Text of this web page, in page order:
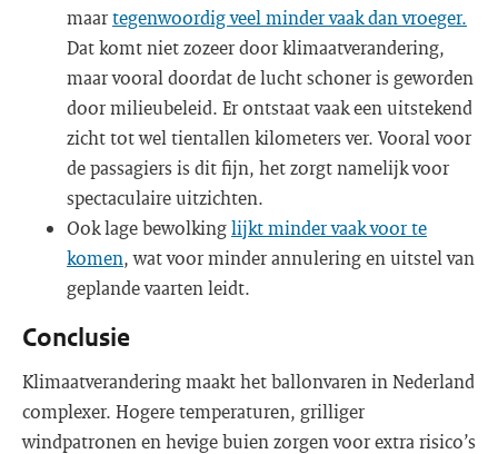
maartegenwoordig veel minder vaak dan vroeger.
Dat komt niet zozeer door klimaatverandering,
maar vooral doordat de lucht schoner is geworden
door milieubeleid. Er ontstaat vaak een uitstekend
zicht tot wel tientallen kilometers ver. Vooral voor
de passagiers is dit fijn, het zorgt namelijk voor
spectaculaire uitzichten.
Ook lage bewolkinglijkt minder vaak voor te
komen, wat voor minder annulering en uitstel van
geplande vaarten leidt.
Conclusie
Klimaatverandering maakt het ballonvaren in Nederland
complexer. Hogere temperaturen, grilliger
windpatronen en hevige buien zorgen voor extra risico’s